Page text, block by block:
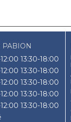
PABION
13:30-18:00
13:30-18:00
13:30-18:00
13:30-18:00
13:30-18:00